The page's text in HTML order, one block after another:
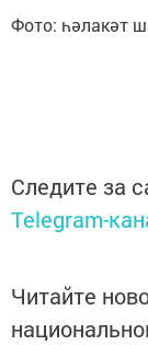
Фото: һәлакәт
Следите за
Telegram-
Читайте